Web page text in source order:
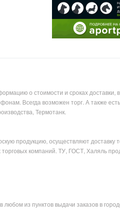
о стоимости и сроках доставки,
Всегда возможен торг. А также
Термотанк.
продукцию, осуществляют доставку
компаний. ТУ, ГОСТ, Халяль
из пунктов выдачи заказов в